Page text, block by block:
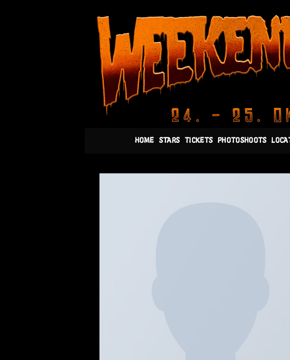
Skip
content
HOME STARS TICKETS PHOTOSHOOTS